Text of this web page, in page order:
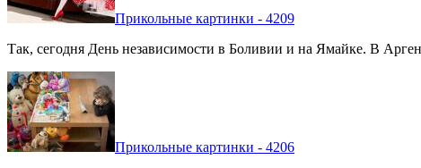
Прикольные картинки - 4209
Так, сегодня День независимости в Боливии и на Ямайке. В
Прикольные картинки - 4206